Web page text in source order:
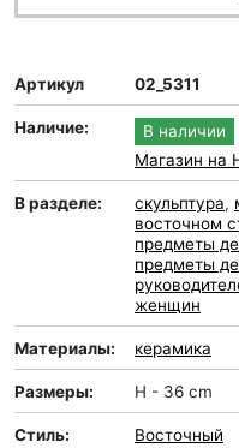
Артикул 02_5311
Наличие:
В наличии
Магазин на
В разделе: скульптура,
восточном
предметы
предметы
женщин
Материалы: керамика
Размеры: Н - 36 cm
Стиль: Восточный